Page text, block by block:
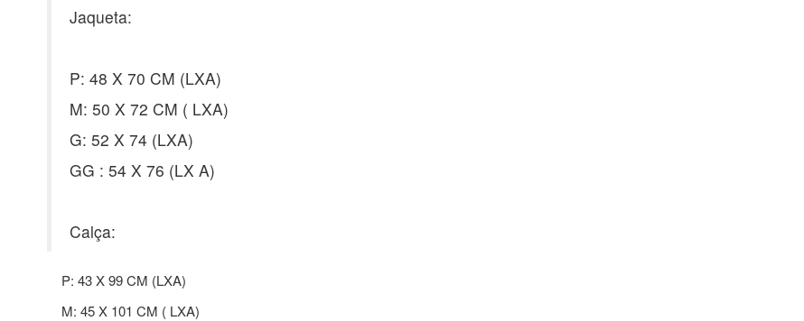
Jaqueta:
P: 48 X 70 CM (LXA)
M: 50 X 72 CM ( LXA)
G: 52 X 74 (LXA)
GG : 54 X 76 (LX A)
Calça:
P: 43 X 99 CM (LXA)
M: 45 X 101 CM ( LXA)